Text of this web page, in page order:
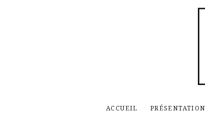
ACCUEIL PRÉSENTATION